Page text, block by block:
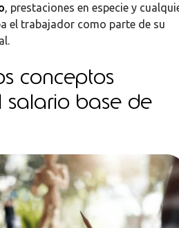
, prestaciones en especie y
el trabajador como parte de su
conceptos
salario base de